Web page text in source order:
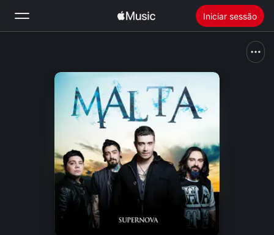
Iniciar sessão
Novidades
Instalar o Apple Music